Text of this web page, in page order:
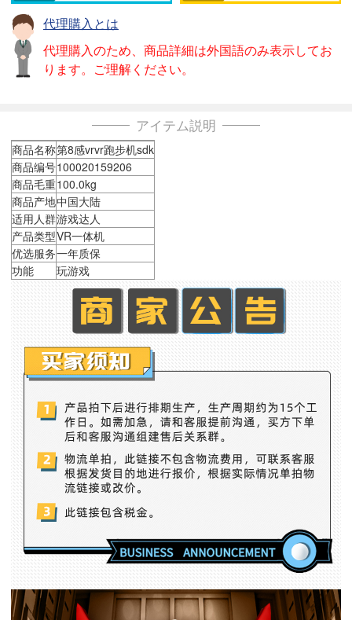
代理購入とは
代理購入のため、商品詳細は外国語のみ表示してお
ります。ご理解ください。
アイテム説明
商品名称第8感vrvr跑步机sdk
商品编号100020159206
商品毛重100.0kg
商品产地中国大陆
适用人群游戏达人
产品类型VR一体机
优选服务一年质保
功能
玩游戏